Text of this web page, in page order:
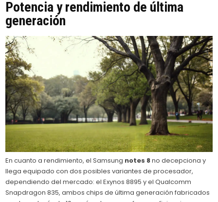
Potencia y rendimiento de última
generación
En cuanto a rendimiento, el Samsung notes 8no decepciona y
llega equipado con dos posibles variantes de procesador,
dependiendo del mercado: el Exynos 8895 y el Qualcomm
Snapdragon 835, ambos chips de última generación fabricados